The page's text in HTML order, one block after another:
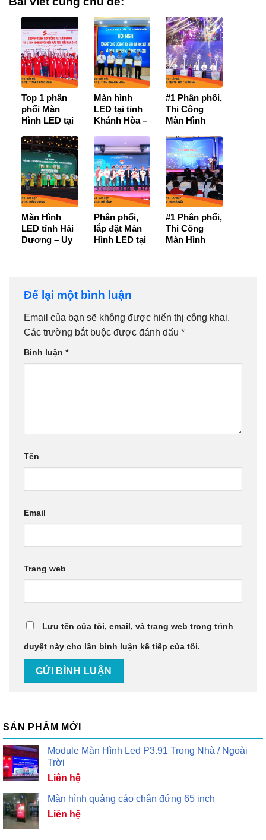
Top 1 phân
phối Màn
Hình LED tại
[Chính hãng,
Giá rẻ, nhiều
mẫu mới
nhất]
Màn hình
LED tại tỉnh
Khánh Hòa –
chính hãng,
Giá Tốt nhất,
Bảo hành 3
năm sử dụng
#1 Phân phối,
Thi Công
Màn Hình
Hồ Chí
Minh【Ưu
Đãi Cực Tốt
+ Bảo Hành
chính hãng
36 tháng】
Màn Hình
LED tỉnh Hải
Dương – Uy
Phân phối,
lắp đặt Màn
Hình LED tại
#1 Phân phối,
Thi Công
Màn Hình
Để lại một bình luận
Email của bạn sẽ không được hiển thị công khai.
Các trường bắt buộc được đánh dấu *
Bình luận *
Tên
Email
Trang web
Lưu tên của tôi, email, và trang web trong trình
duyệt này cho lần bình luận kế tiếp của tôi.
SẢN PHẨM MỚI
Module Màn Hình Led P3.91 Trong Nhà / Ngoài
Trời
Liên hệ
Màn hình quảng cáo chân đứng 65 inch
Liên hệ